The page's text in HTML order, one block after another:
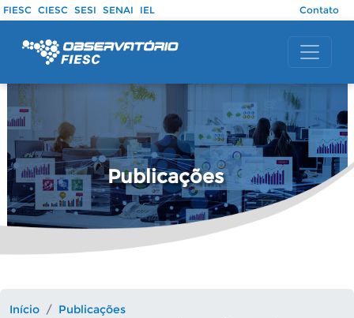
Pular para o conteúdo principal
FIESC CIESC SESI SENAI IEL Contato
Publicações
Início
Publicações